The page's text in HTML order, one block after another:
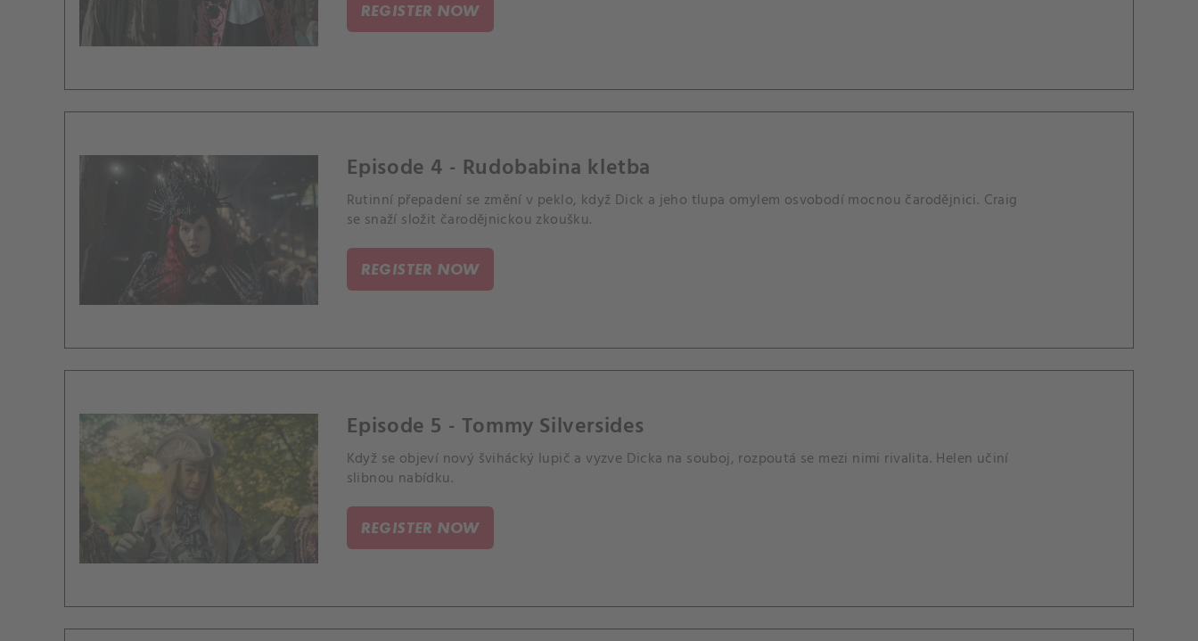
REGISTER NOW
Episode 4 - Rudobabina kletba
Rutinní přepadení se změní v peklo, když Dick a jeho tlupa omylem osvobodí mocnou čarodějnici. Craig
se snaží složit čarodějnickou zkoušku.
REGISTER NOW
Episode 5 - Tommy Silversides
Když se objeví nový švihácký lupič a vyzve Dicka na souboj, rozpoutá se mezi nimi rivalita. Helen učiní
slibnou nabídku.
REGISTER NOW